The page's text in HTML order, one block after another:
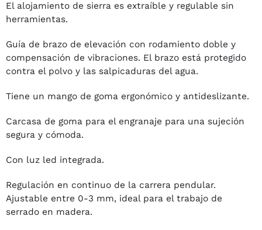
El alojamiento de sierra es extraíble y regulable sin
herramientas.
Guía de brazo de elevación con rodamiento doble y
compensación de vibraciones. El brazo está protegido
contra el polvo y las salpicaduras del agua.
Tiene un mango de goma ergonómico y antideslizante.
Carcasa de goma para el engranaje para una sujeción
segura y cómoda.
Con luz led integrada.
Regulación en continuo de la carrera pendular.
Ajustable entre 0-3 mm, ideal para el trabajo de
serrado en madera.